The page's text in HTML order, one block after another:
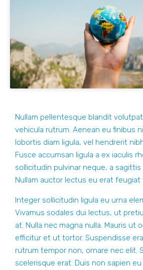
Nullam pellentesque blandit
vehicula rutrum. Aenean eu finibus
lobortis diam ligula, vel hendrerit
Fusce accumsan ligula a ex iaculis
sollicitudin pulvinar neque, a sagittis
Nullam auctor lectus eu erat feugiat
Integer sollicitudin ligula eu urna
Vivamus sodales dui lectus, ut
at. Nulla nec magna nulla. Mauris ut
efficitur et ut tortor. Suspendisse
rutrum tempor non, ornare nec elit.
scelerisque erat. Duis non sapien